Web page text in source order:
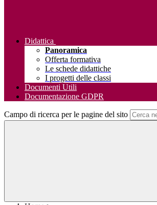
Didattica
Panoramica
Offerta formativa
Le schede didattiche
I progetti delle classi
Documenti Utili
Documentazione GDPR
Campo di ricerca per le pagine del sito